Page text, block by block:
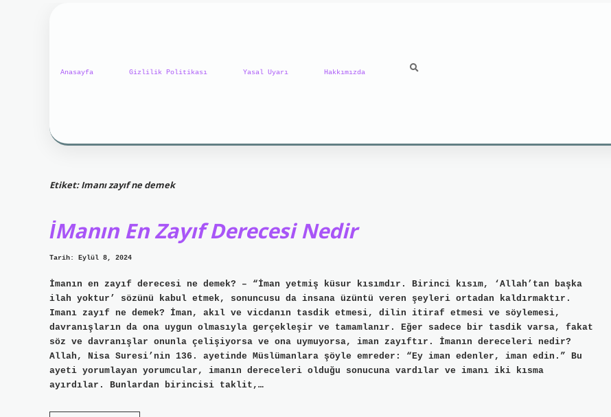
Anasayfa Gizlilik Politikası Yasal Uyarı Hakkımızda
Etiket:Imanı zayıf ne demek
İManın En Zayıf Derecesi Nedir
Tarih: Eylül 8, 2024
İmanın en zayıf derecesi ne demek? – “İman yetmiş küsur kısımdır. Birinci kısım, ‘Allah’tan başka
ilah yoktur’ sözünü kabul etmek, sonuncusu da insana üzüntü veren şeyleri ortadan kaldırmaktır.
Imanı zayıf ne demek? İman, akıl ve vicdanın tasdik etmesi, dilin itiraf etmesi ve söylemesi,
davranışların da ona uygun olmasıyla gerçekleşir ve tamamlanır. Eğer sadece bir tasdik varsa, fakat
söz ve davranışlar onunla çelişiyorsa ve ona uymuyorsa, iman zayıftır. İmanın dereceleri nedir?
Allah, Nisa Suresi’nin 136. ayetinde Müslümanlara şöyle emreder: “Ey iman edenler, iman edin.” Bu
ayeti yorumlayan yorumcular, imanın dereceleri olduğu sonucuna vardılar ve imanı iki kısma
ayırdılar. Bunlardan birincisi taklit,…